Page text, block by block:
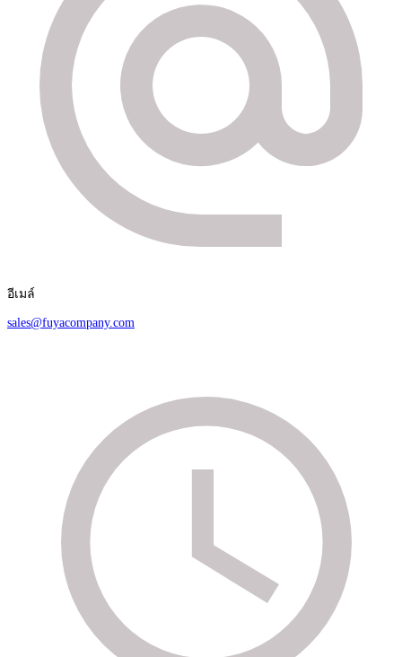
อีเมล์
sales@fuyacompany.com